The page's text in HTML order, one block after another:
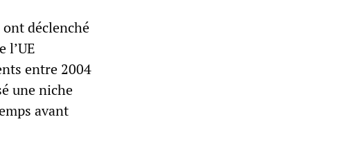
déclenché
l’UE
entre 2004
une niche
avant